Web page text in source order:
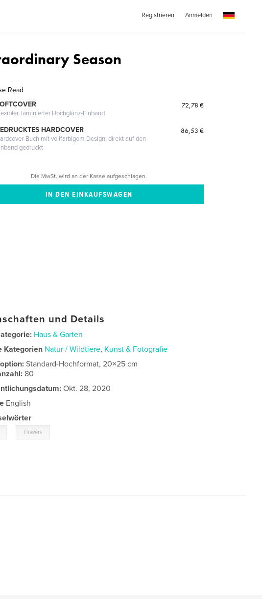
Registrieren Anmelden
Season
Read
laminierter Hochglanz-Einband
72,78 €
HARDCOVER
Buch mit vollfarbigem Design, direkt auf den
gedruckt
86,53 €
Die MwSt. wird an der Kasse aufgeschlagen.
und Details
Haus & Garten
Kategorien Natur / Wildtiere, Kunst & Fotografie
Standard-Hochformat, 20×25 cm
80
Okt. 28, 2020
English
Flowers